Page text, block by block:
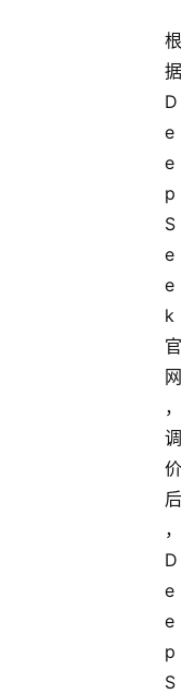
根
据
D
e
e
p
S
e
e
k
官
网
，
调
价
后
，
D
e
e
p
S